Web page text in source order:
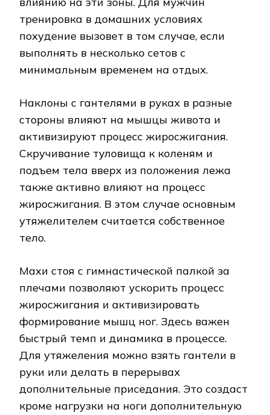
тренировка в домашних условиях
похудение вызовет в том случае, если
выполнять в несколько сетов с
минимальным временем на отдых.
Наклоны с гантелями в руках в разные
стороны влияют на мышцы живота и
активизируют процесс жиросжигания.
Скручивание туловища к коленям и
подъем тела вверх из положения лежа
также активно влияют на процесс
жиросжигания. В этом случае основным
утяжелителем считается собственное
тело.
Махи стоя с гимнастической палкой за
плечами позволяют ускорить процесс
жиросжигания и активизировать
формирование мышц ног. Здесь важен
быстрый темп и динамика в процессе.
Для утяжеления можно взять гантели в
руки или делать в перерывах
дополнительные приседания. Это создаст
кроме нагрузки на ноги дополнительную